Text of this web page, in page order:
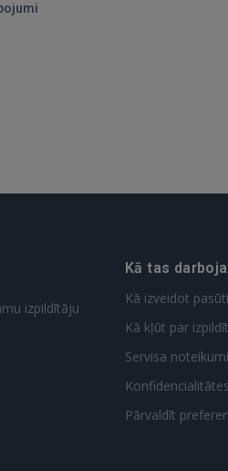
izpildītāju
Kā tas
Kā izveidot
Kā kļūt par
Servisa noteikumi
Pārvaldīt